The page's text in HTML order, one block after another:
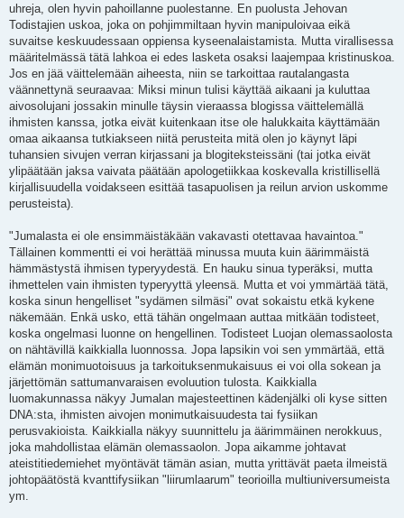
uhreja, olen hyvin pahoillanne puolestanne. En puolusta Jehovan
Todistajien uskoa, joka on pohjimmiltaan hyvin manipuloivaa eikä
suvaitse keskuudessaan oppiensa kyseenalaistamista. Mutta virallisessa
määritelmässä tätä lahkoa ei edes lasketa osaksi laajempaa kristinuskoa.
Jos en jää väittelemään aiheesta, niin se tarkoittaa rautalangasta
väännettynä seuraavaa: Miksi minun tulisi käyttää aikaani ja kuluttaa
aivosolujani jossakin minulle täysin vieraassa blogissa väittelemällä
ihmisten kanssa, jotka eivät kuitenkaan itse ole halukkaita käyttämään
omaa aikaansa tutkiakseen niitä perusteita mitä olen jo käynyt läpi
tuhansien sivujen verran kirjassani ja blogiteksteissäni (tai jotka eivät
ylipäätään jaksa vaivata päätään apologetiikkaa koskevalla kristillisellä
kirjallisuudella voidakseen esittää tasapuolisen ja reilun arvion uskomme
perusteista).
"Jumalasta ei ole ensimmäistäkään vakavasti otettavaa havaintoa."
Tällainen kommentti ei voi herättää minussa muuta kuin äärimmäistä
hämmästystä ihmisen typeryydestä. En hauku sinua typeräksi, mutta
ihmettelen vain ihmisten typeryyttä yleensä. Mutta et voi ymmärtää tätä,
koska sinun hengelliset "sydämen silmäsi" ovat sokaistu etkä kykene
näkemään. Enkä usko, että tähän ongelmaan auttaa mitkään todisteet,
koska ongelmasi luonne on hengellinen. Todisteet Luojan olemassaolosta
on nähtävillä kaikkialla luonnossa. Jopa lapsikin voi sen ymmärtää, että
elämän monimuotoisuus ja tarkoituksenmukaisuus ei voi olla sokean ja
järjettömän sattumanvaraisen evoluution tulosta. Kaikkialla
luomakunnassa näkyy Jumalan majesteettinen kädenjälki oli kyse sitten
DNA:sta, ihmisten aivojen monimutkaisuudesta tai fysiikan
perusvakioista. Kaikkialla näkyy suunnittelu ja äärimmäinen nerokkuus,
joka mahdollistaa elämän olemassaolon. Jopa aikamme johtavat
ateistitiedemiehet myöntävät tämän asian, mutta yrittävät paeta ilmeistä
johtopäätöstä kvanttifysiikan "liirumlaarum" teorioilla multiuniversumeista
ym.